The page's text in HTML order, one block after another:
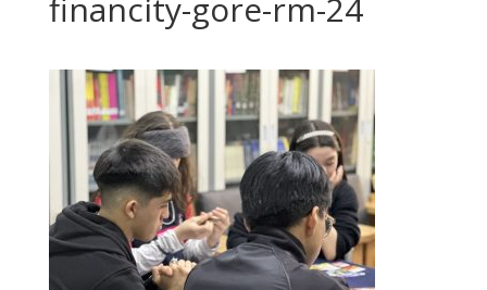
financity-gore-rm-24